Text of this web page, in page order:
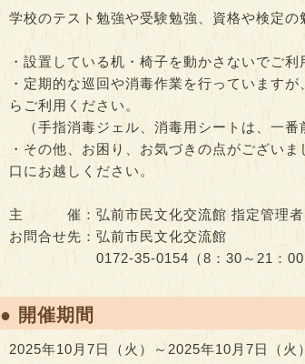
学校のテスト勉強や受験勉強、資格や検定の
・設置している机・椅子を動かさないでご利
・定期的な巡回や消毒作業を行っています
らご利用ください。
（手指消毒ジェル、消毒用シートは、一番
・その他、お困り、お気づきの点がござい
口にお越しください。
主 催：弘前市民文化交流館 指定管理者
お問合せ先：弘前市民文化交流館
0172-35-0154（8：30～21：00
● 開催期間
2025年10月7日（火）～2025年10月7日（火）